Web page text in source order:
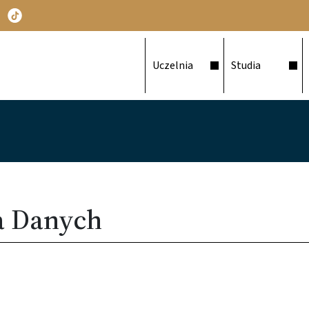
Uczelnia Studia